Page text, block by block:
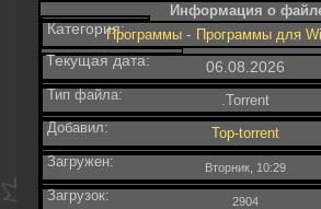
Информация о
Категория:Программы- Программы для
Текущая дата: 06.08.2026
Тип файла:
.Torrent
Добавил:
Top-torrent
Загружен:
Вторник, 10:29
Загрузок: 2904